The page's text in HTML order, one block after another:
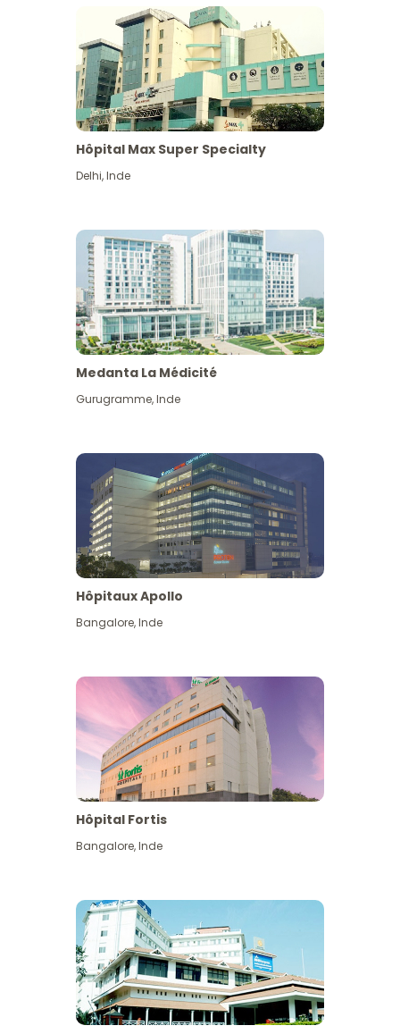
Hôpital Max Super Specialty
Delhi,Inde
Medanta La Médicité
Gurugramme,Inde
Hôpitaux Apollo
Bangalore,Inde
Hôpital Fortis
Bangalore,Inde